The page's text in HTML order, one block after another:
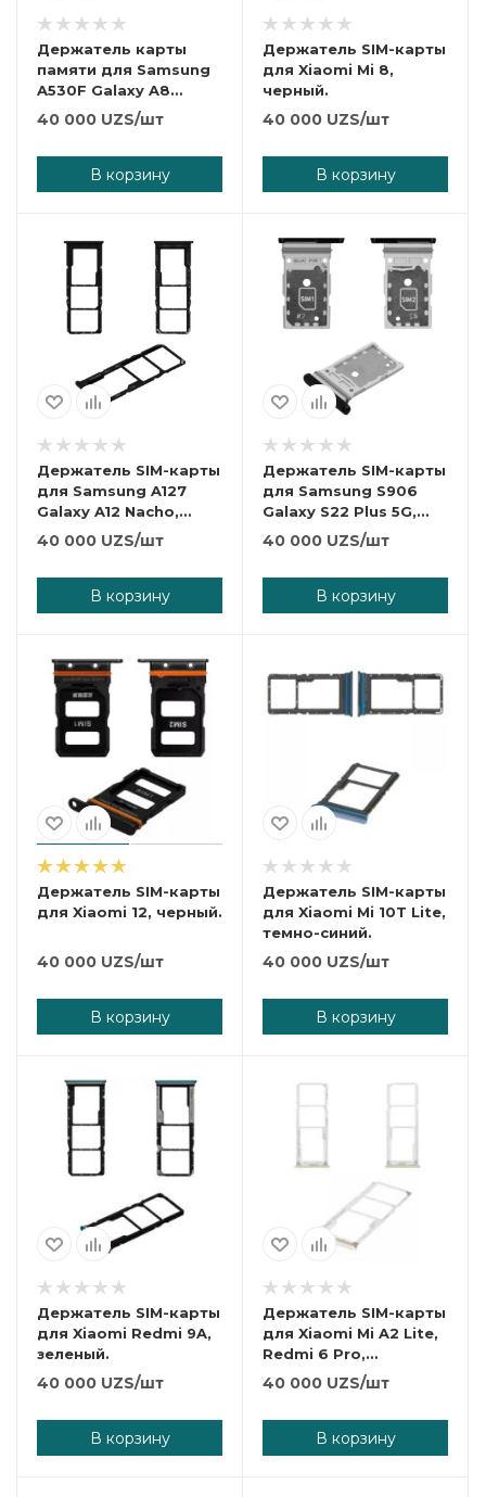
Держатель карты
памяти для Samsung
A530F Galaxy A8
(2018), A730F Galaxy
A8+ (2018), (серый,
40 000 UZS/шт
В корзину
Держатель SIM-карты
для Xiaomi Mi 8,
черный.
40 000 UZS/шт
В корзину
Держатель SIM-карты
для Samsung A127
Galaxy A12 Nacho,
черный.
40 000 UZS/шт
В корзину
Держатель SIM-карты
для Samsung S906
Galaxy S22 Plus 5G,
зеленый.
40 000 UZS/шт
В корзину
Держатель SIM-карты
для Xiaomi 12, черный.
40 000 UZS/шт
В корзину
Держатель SIM-карты
для Xiaomi Mi 10T Lite,
темно-синий.
40 000 UZS/шт
В корзину
Держатель SIM-карты
для Xiaomi Redmi 9A,
зеленый.
40 000 UZS/шт
В корзину
Держатель SIM-карты
для Xiaomi Mi A2 Lite,
Redmi 6 Pro,
золотистый.
40 000 UZS/шт
В корзину